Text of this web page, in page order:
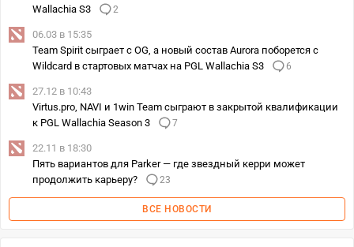
Wallachia S3
2
06.03 в 15:35
Team Spirit сыграет с OG, а новый состав Aurora поборется с
Wildcard в стартовых матчах на PGL Wallachia S3
6
27.12 в 10:43
Virtus.pro, NAVI и 1win Team сыграют в закрытой квалификации
к PGL Wallachia Season 3
7
22.11 в 18:30
Пять вариантов для Parker — где звездный керри может
продолжить карьеру?
23
ВСЕ НОВОСТИ